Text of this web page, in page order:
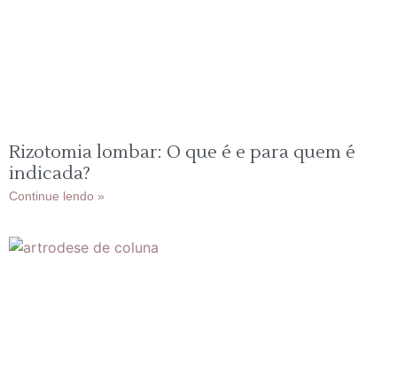
Rizotomia lombar: O que é e para quem é
indicada?
Continue lendo »